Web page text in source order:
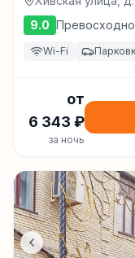
9.0 Превосходно
Wi-Fi
от
6 343 ₽
за ночь